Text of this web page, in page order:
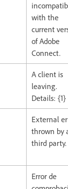
with the
current
of Adobe
Connect.
A client is
leaving.
Details: {1}
External
thrown by
third party.
Error de